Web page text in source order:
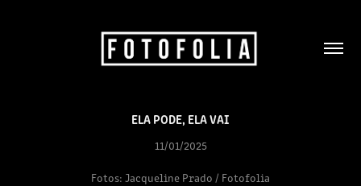
ELA PODE, ELA VAI
11/01/2025
Fotos: Jacqueline Prado / Fotofolia